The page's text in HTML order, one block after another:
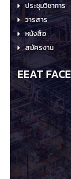
ประชุมวิชาการ
วารสาร
หนังสือ
สมัครงาน
EEAT